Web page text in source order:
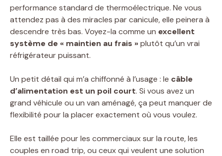
performance standard de thermoélectrique. Ne vous
attendez pas à des miracles par canicule, elle peinera à
descendre très bas. Voyez-la comme un excellent
système de « maintien au frais »plutôt qu’un vrai
réfrigérateur puissant.
Un petit détail qui m’a chiffonné à l’usage : le câble
d’alimentation est un poil court. Si vous avez un
grand véhicule ou un van aménagé, ça peut manquer de
flexibilité pour la placer exactement où vous voulez.
Elle est taillée pour les commerciaux sur la route, les
couples en road trip, ou ceux qui veulent une solution